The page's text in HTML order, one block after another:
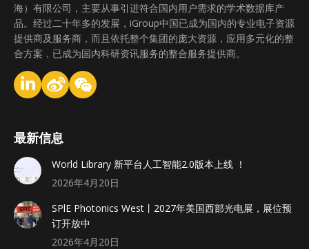
海）有限公司，主要从事引进符合国内用户需求的学术数据库产
品。经过二十年多的发展，iGroup中国已成为国内的专业电子资源
提供商及服务商，而且依托整个集团的庞大资源，应用多元化的整
合方案，已成为国内科研资讯服务的整合服务提供商。
最新信息
World Library 新平台人工智能2.0版本上线 ！
2026年4月20日
SPlE Photonics West丨2027年美国西部光电展，展位预
订开放中
2026年4月20日